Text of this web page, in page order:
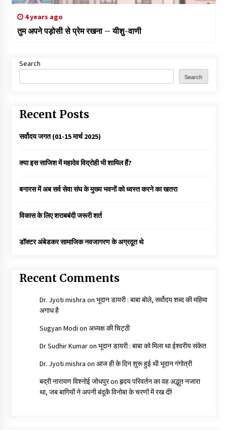
4 years ago
तुम अपने पड़ोसी से प्रेम रखना – यीशु-वाणी
Search
Search
Recent Posts
सर्वोदय जगत (01-15 मार्च 2025)
क्या इस साजिश में महादेव विद्रोही भी शामिल हैं?
बनारस में अब सर्व सेवा संघ के मुख्य भवनों को ध्वस्त करने का खतरा
विकास के लिए शराबबंदी जरूरी शर्त
डॉक्टर अंबेडकर सामाजिक नवजागरण के अग्रदूत थे
Recent Comments
Dr. Jyoti mishra on भूदान डायरी : बाबा बोले, सर्वोदय शब्द की महिमा
अगाध है
Sugyan Modi on अध्यक्ष की चिट्ठी
Dr Sudhir Kumaron भूदान डायरी : बाबा को मिला था ईश्वरीय संकेत
Dr. Jyoti mishra on आज ही के दिन शुरू हुई थी भूदान गंगोत्री
बद्री नारायण विश्नोई जोधपुरon हृदय परिवर्तन का वह अद्भुत नजारा
था, जब बागियों ने अपनी बंदूकें विनोबा के चरणों में रख दीं!